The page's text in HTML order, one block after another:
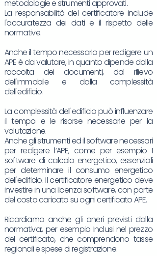
metodologie e strumenti approvati.
La responsabilità del certificatore include
l'accuratezza dei dati e il rispetto delle
normative.
Anche il tempo necessario per redigere un
APE è da valutare, in quanto dipende dalla
raccolta dei documenti, dal rilievo
dell'immobile e dalla complessità
dell'edificio.
La complessità dell'edificio può influenzare
il tempo e le risorse necessarie per la
valutazione.
Anche gli strumenti ed il software necessari
per redigere l’APE, come per esempio I
software di calcolo energetico, essenziali
per determinare il consumo energetico
dell'edificio. Il certificatore energetico deve
investire in una licenza software, con parte
del costo caricato su ogni certificato APE.
Ricordiamo anche gli oneri previsti dalla
normativa:, per esempio Inclusi nel prezzo
del certificato, che comprendono tasse
regionali e spese di registrazione.